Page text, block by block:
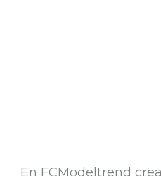
En FCModeltrend